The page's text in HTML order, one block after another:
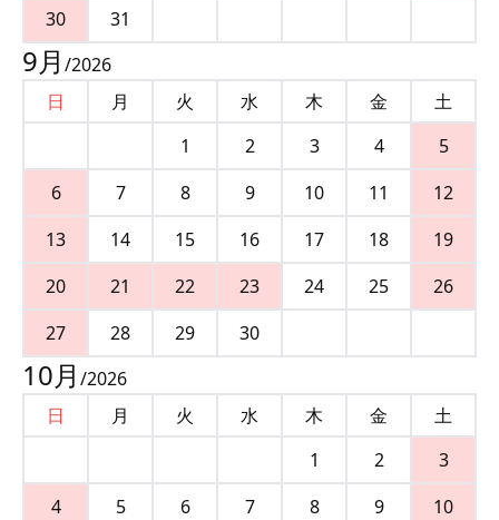
30
31
9月 /2026
日
月 火 水 木 金
土
1
2 3 4
5
6
7 8 9 10 11
12
13
14 15 16 17 18
19
20
21 22 23 24 25
26
27
28 29 30
10月 /2026
日
月 火 水 木 金
土
1
2
3
4
5 6 7 8 9
10